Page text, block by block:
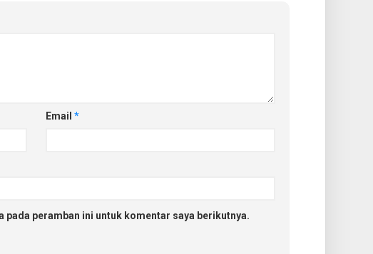
Email*
pada peramban ini untuk komentar saya berikutnya.